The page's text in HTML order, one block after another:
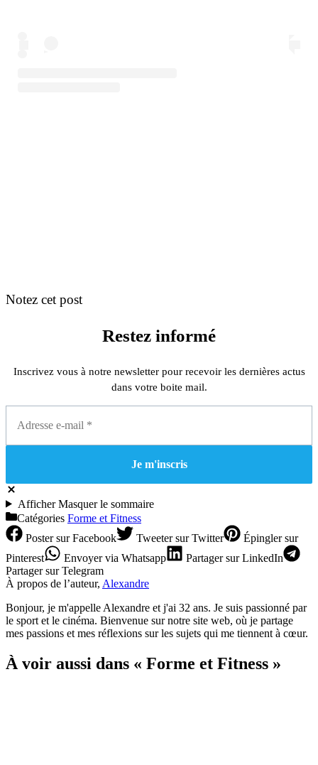
Notez cet post
Restez informé
Inscrivez vous à notre newsletter pour recevoir les dernières actus
dans votre boite mail.
AfficherMasquerle sommaire
Catégories Forme et Fitness
Postersur Facebook Tweetersur Twitter Épinglersur
Pinterest
Envoyervia Whatsapp Partagersur LinkedIn
Partagersur Telegram
À propos de l’auteur, Alexandre
Bonjour, je m'appelle Alexandre et j'ai 32 ans. Je suis passionné par
le sport et le cinéma. Bienvenue sur notre site web, où je partage
mes passions et mes réflexions sur les sujets qui me tiennent à cœur.
À voir aussi dans « Forme et Fitness »